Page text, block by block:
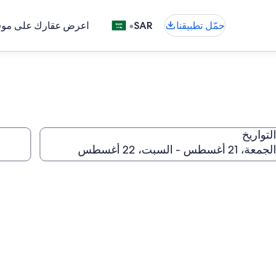
حمّل تطبيقنا SAR
• اعرض عقارك على
التواريخ